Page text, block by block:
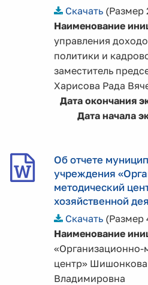
Скачать(Размер
Наименование
управления
политики и
заместитель
Харисова Рада
Дата окончания
Дата начала
Об отчете
учреждения
методический
хозяйственной
Скачать(Размер
Наименование
«Организационно-
центр»
Владимировна